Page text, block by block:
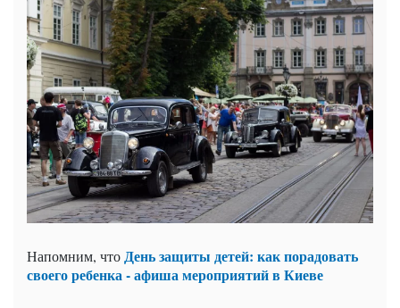
Напомним, чтоДень защиты детей: как порадовать
своего ребенка - афиша мероприятий в Киеве